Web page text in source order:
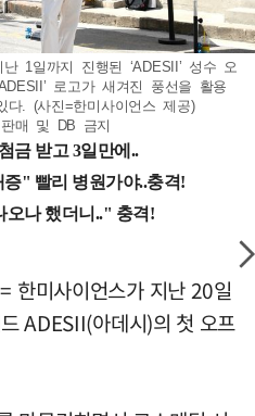
1일까지 진행된 ‘ADESII’ 성수 오
로고가 새겨진 풍선을 활용
. (사진=한미사이언스 제공)
판매 및 DB 금지
한미사이언스가 지난 20일
ADESII(아데시)의 첫 오프